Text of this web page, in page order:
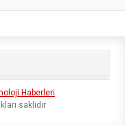
Haberleri
saklıdır